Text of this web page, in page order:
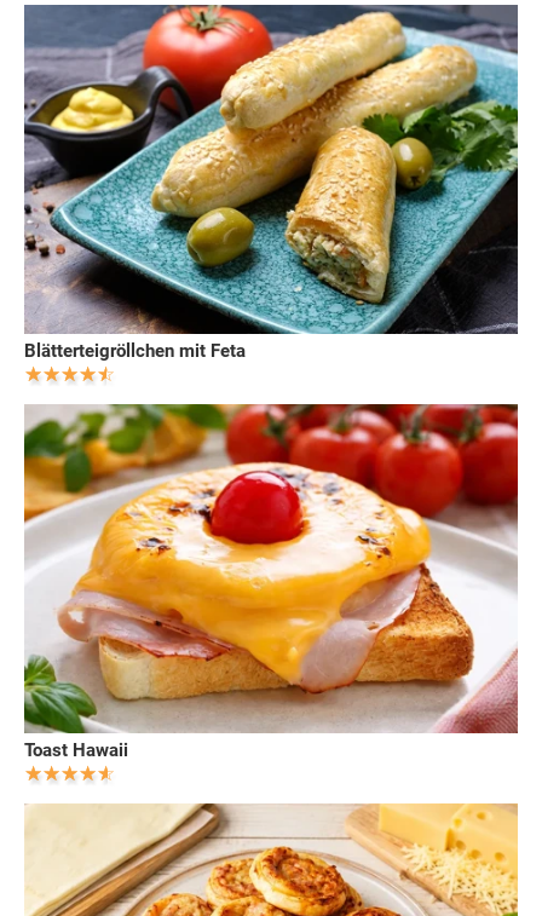
Blätterteigröllchen mit Feta
Toast Hawaii